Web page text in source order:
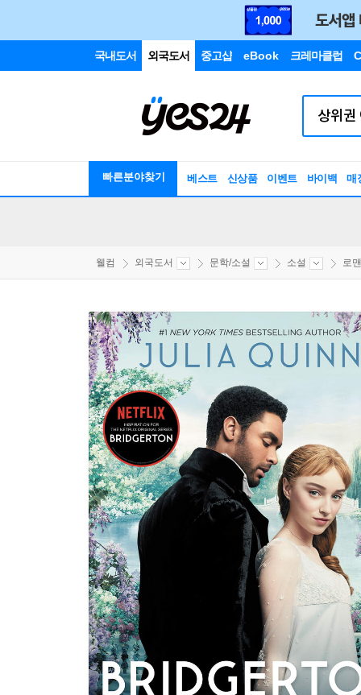
국내도서 외국도서 중고샵 eBook 크레마클럽
빠른분야찾기 베스트 신상품 이벤트 바이백 매
웰컴 외국도서 문학/소설 소설 로